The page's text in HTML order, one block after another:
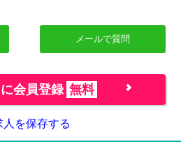
メールで質問
会員登録 無料
人を保存する